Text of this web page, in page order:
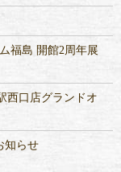
福島 開館2周年展
西口店グランドオ
知らせ